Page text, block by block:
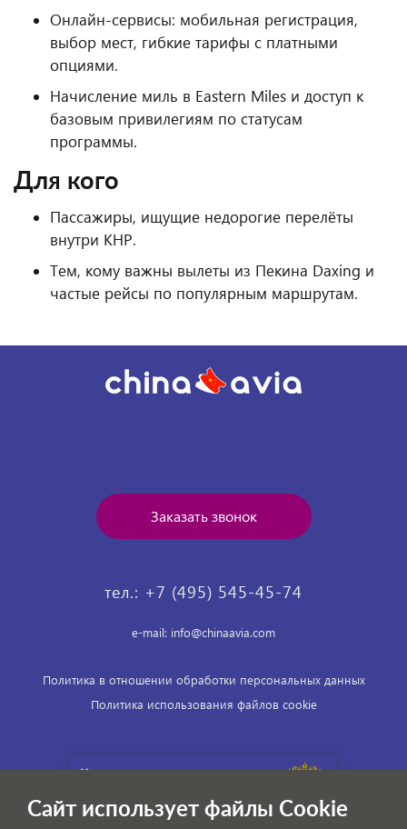
Онлайн-сервисы: мобильная регистрация,
выбор мест, гибкие тарифы с платными
опциями.
Начисление миль в Eastern Miles и доступ к
базовым привилегиям по статусам
программы.
Для кого
Пассажиры, ищущие недорогие перелёты
внутри КНР.
Тем, кому важны вылеты из Пекина Daxing и
частые рейсы по популярным маршрутам.
Заказать звонок
тел.: +7 (495) 545-45-74
e-mail: info@chinaavia.com
Политика в отношении обработки персональных данных
Политика использования файлов cookie
Сайт использует файлы Cookie